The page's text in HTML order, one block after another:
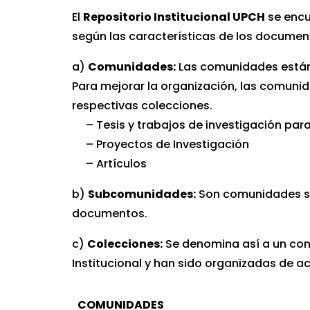
evaluaciones sobre la productividad
Gestionar la inscripción en registros
Promover el depósito de la
Ofrecer un envío de alertas mediante
usuarios.
Capacitar permanentemente a la
Asegurar la colaboración del
de Acceso Abierto (RENARE).
Establecer políticas de propiedad
los derechos que poseerán los
Establecer, vigilar y actualizar las
Informar a la comunidad universitaria
Asegurar la interoperabilidad con
El Repositorio Institucional UPCH se
según las características de los
a) Comunidades: Las comunidades
Para mejorar la organización, las
respectivas colecciones.
– Tesis y trabajos de investigación
– Proyectos de Investigación
– Artículos
b) Subcomunidades: Son comunidades
documentos.
c) Colecciones: Se denomina así a un
Institucional y han sido organizadas de
COMUNIDADES